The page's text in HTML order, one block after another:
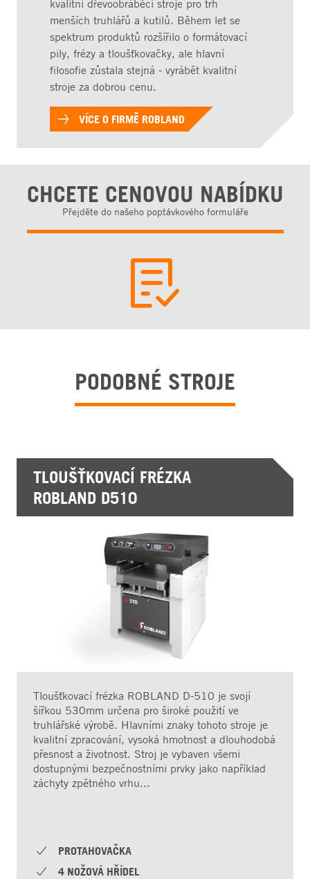
kvalitní dřevoobráběcí stroje pro trh
menších truhlářů a kutilů. Během let se
spektrum produktů rozšířilo o formátovací
pily, frézy a tloušťkovačky, ale hlavní
filosofie zůstala stejná - vyrábět kvalitní
stroje za dobrou cenu.
VÍCE O FIRMĚ ROBLAND
CHCETE CENOVOU NABÍDKU
Přejděte do našeho poptávkového formuláře
PODOBNÉ STROJE
TLOUŠŤKOVACÍ FRÉZKA
ROBLAND D510
Tloušťkovací frézka ROBLAND D-510 je svojí
šířkou 530mm určena pro široké použití ve
truhlářské výrobě. Hlavními znaky tohoto stroje je
kvalitní zpracování, vysoká hmotnost a dlouhodobá
přesnost a životnost. Stroj je vybaven všemi
dostupnými bezpečnostními prvky jako například
záchyty zpětného vrhu...
PROTAHOVAČKA
4 NOŽOVÁ HŘÍDEL